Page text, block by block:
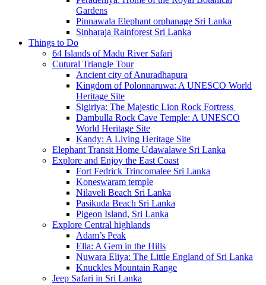
Gardens
Pinnawala Elephant orphanage Sri Lanka
Sinharaja Rainforest Sri Lanka
Things to Do
64 Islands of Madu River Safari
Cutural Triangle Tour
Ancient city of Anuradhapura
Kingdom of Polonnaruwa: A UNESCO World
Heritage Site
Sigiriya: The Majestic Lion Rock Fortress
Dambulla Rock Cave Temple: A UNESCO
World Heritage Site
Kandy: A Living Heritage Site
Elephant Transit Home Udawalawe Sri Lanka
Explore and Enjoy the East Coast
Fort Fedrick Trincomalee Sri Lanka
Koneswaram temple
Nilaveli Beach Sri Lanka
Pasikuda Beach Sri Lanka
Pigeon Island, Sri Lanka
Explore Central highlands
Adam’s Peak
Ella: A Gem in the Hills
Nuwara Eliya: The Little England of Sri Lanka
Knuckles Mountain Range
Jeep Safari in Sri Lanka